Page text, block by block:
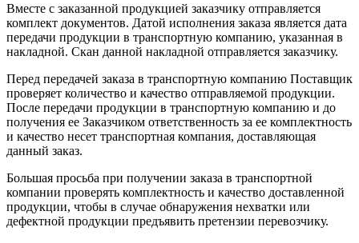
Вместе с заказанной продукцией заказчику отправляется
комплект документов. Датой исполнения заказа является дата
передачи продукции в транспортную компанию, указанная в
накладной. Скан данной накладной отправляется заказчику.
Перед передачей заказа в транспортную компанию Поставщик
проверяет количество и качество отправляемой продукции.
После передачи продукции в транспортную компанию и до
получения ее Заказчиком ответственность за ее комплектность
и качество несет транспортная компания, доставляющая
данный заказ.
Большая просьба при получении заказа в транспортной
компании проверять комплектность и качество доставленной
продукции, чтобы в случае обнаружения нехватки или
дефектной продукции предъявить претензии перевозчику.